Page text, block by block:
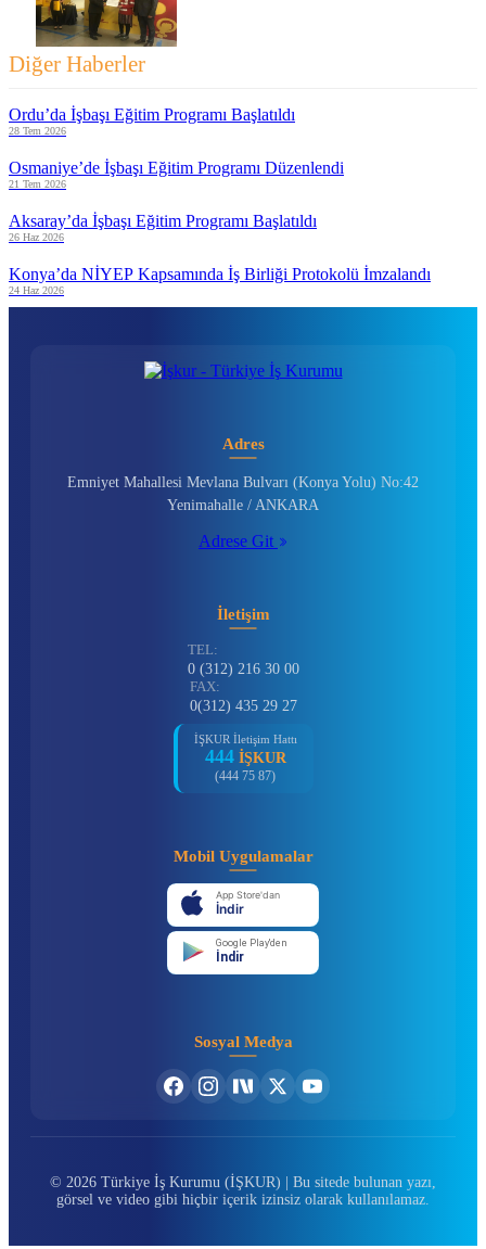
Diğer Haberler
Ordu’da İşbaşı Eğitim Programı Başlatıldı
28 Tem 2026
Osmaniye’de İşbaşı Eğitim Programı Düzenlendi
21 Tem 2026
Aksaray’da İşbaşı Eğitim Programı Başlatıldı
26 Haz 2026
Konya’da NİYEP Kapsamında İş Birliği Protokolü İmzalandı
24 Haz 2026
Adres
Emniyet Mahallesi Mevlana Bulvarı (Konya Yolu) No:42
Yenimahalle / ANKARA
Adrese Git
İletişim
TEL:
0 (312) 216 30 00
FAX:
0(312) 435 29 27
İŞKUR İletişim Hattı
444 İŞKUR
(444 75 87)
Mobil Uygulamalar
App Store'dan
İndir
Google Play'den
İndir
Sosyal Medya
© 2026 Türkiye İş Kurumu (İŞKUR) | Bu sitede bulunan yazı,
görsel ve video gibi hiçbir içerik izinsiz olarak kullanılamaz.